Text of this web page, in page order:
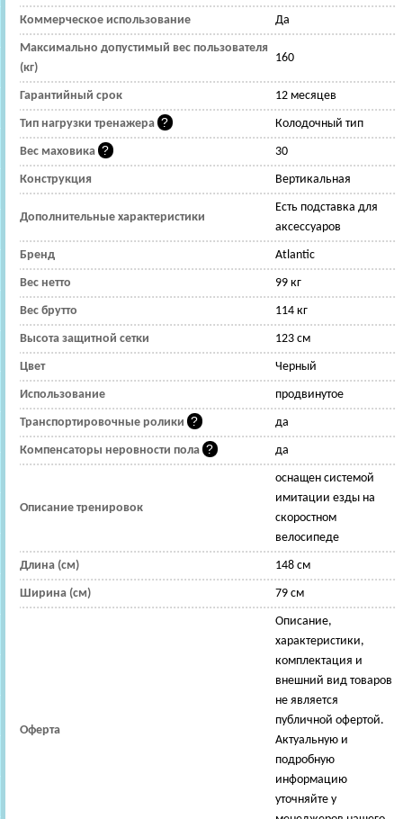
Коммерческое использование Да
Максимально допустимый вес пользователя
(кг)
160
Гарантийный срок 12 месяцев
Тип нагрузки тренажера Колодочный тип
Вес маховика 30
Конструкция Вертикальная
Дополнительные характеристики
Есть подставка для
аксессуаров
Бренд Atlantic
Вес нетто 99 кг
Вес брутто 114 кг
Высота защитной сетки 123 см
Цвет Черный
Использование продвинутое
Транспортировочные ролики да
Компенсаторы неровности пола да
Описание тренировок
оснащен системой
имитации езды на
скоростном
велосипеде
Длина (см) 148 см
Ширина (см) 79 см
Оферта
Описание,
характеристики,
комплектация и
внешний вид товаров
не является
публичной офертой.
Актуальную и
подробную
информацию
уточняйте у